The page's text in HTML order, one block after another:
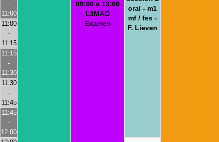
09:00 à 13:00
L3MAG
Examen
oral - m1
mf / fes -
F. Lieven
-
11:00
11:00
-
11:15
11:15
-
11:30
11:30
-
11:45
11:45
-
12:00